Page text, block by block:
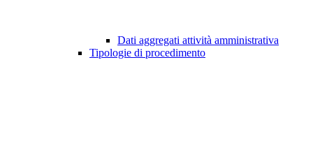
Dati aggregati attività amministrativa
Tipologie di procedimento